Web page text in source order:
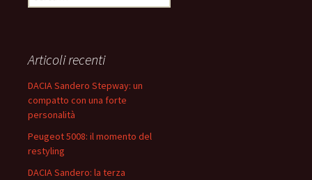
i
c
a
r
:
Articoli recenti
DACIA Sandero Stepway: un
compatto con una forte
personalità
Peugeot 5008: il momento del
restyling
DACIA Sandero: la terza